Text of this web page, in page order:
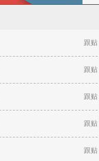
跟贴
跟贴
跟贴
跟贴
跟贴